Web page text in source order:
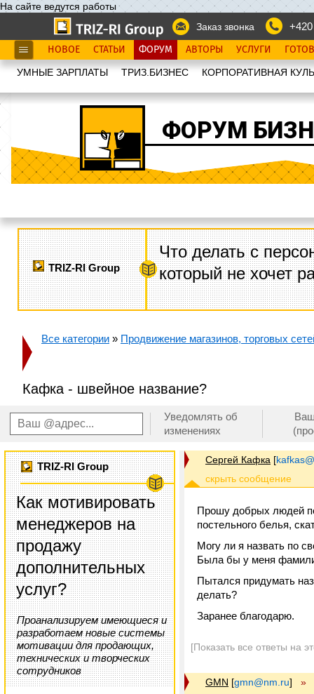
На сайте ведутся работы
Заказ звонка
НОВОЕ СТАТЬИ ФОРУМ АВТОРЫ УСЛУГИ
УМНЫЕ ЗАРПЛАТЫ ТРИЗ.БИЗНЕС КОРПОРАТИВНАЯ
ФОРУМ
TRIZ-RI Group
Что делать с
который не хочет
Все категории » Продвижение магазинов, торговых
Кафка - швейное название?
Уведомлять об
изменениях
TRIZ-RI Group
Как мотивировать
менеджеров на
продажу
дополнительных
услуг?
Проанализируем имеющиеся и
разработаем новые системы
мотивации для продающих,
технических и творческих
сотрудников
Сергей Кафка [
Прошу добрых людей
постельного белья,
Могу ли я назвать по
Была бы у меня
Пытался придумать
делать?
Заранее благодарю.
[Показать все ответы на
GMN [gmn@nm.ru] »